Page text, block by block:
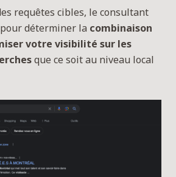
requêtes cibles, le consultant
déterminer la combinaison
votre visibilité sur les
que ce soit au niveau local